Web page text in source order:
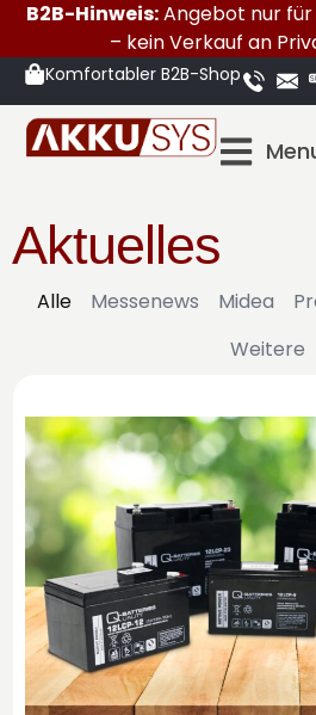
B2B-Hinweis:Angebot nur für
– kein Verkauf an
Komfortabler B2B-Shop
Aktuelles
Messenews Midea
Weitere
Alle